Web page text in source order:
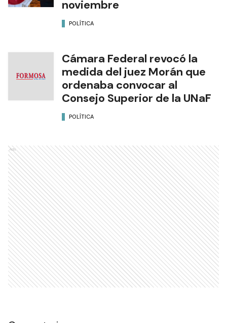
noviembre
POLÍTICA
Cámara Federal revocó la
medida del juez Morán que
ordenaba convocar al
Consejo Superior de la UNaF
POLÍTICA
Ads